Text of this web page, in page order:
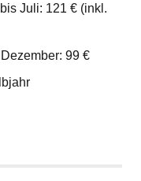
Juli: 121 € (inkl.
99 €